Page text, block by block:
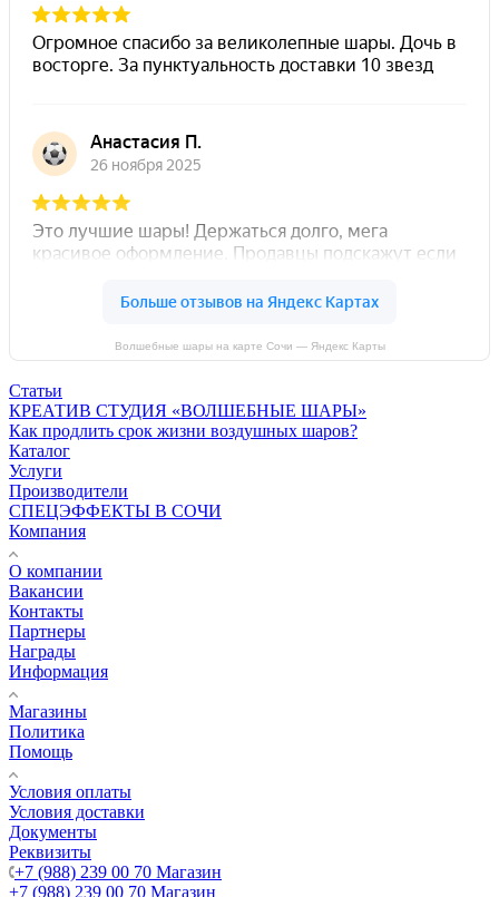
Волшебные шары на карте Сочи — Яндекс Карты
Статьи
КРЕАТИВ СТУДИЯ «ВОЛШЕБНЫЕ ШАРЫ»
Как продлить срок жизни воздушных шаров?
Каталог
Услуги
Производители
СПЕЦЭФФЕКТЫ В СОЧИ
Компания
О компании
Вакансии
Контакты
Партнеры
Награды
Информация
Магазины
Политика
Помощь
Условия оплаты
Условия доставки
Документы
Реквизиты
+7 (988) 239 00 70 Магазин
+7 (988) 239 00 70 Магазин